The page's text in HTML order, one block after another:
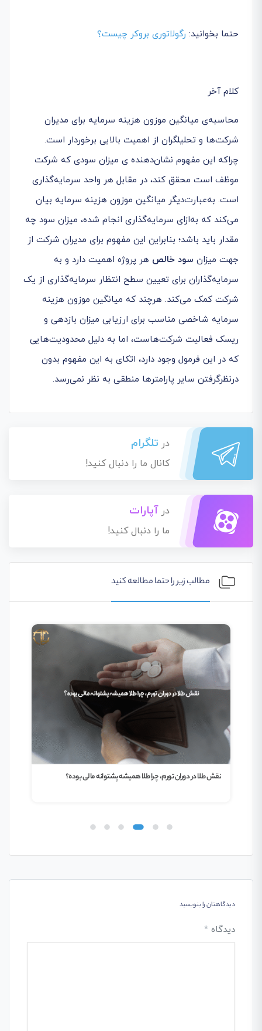
حتما بخوانید: رگولاتوری بروکر چیست؟
کلام آخر
محاسبه‌ی میانگین موزون هزینه سرمایه برای مدیران
شرکت‌ها و تحلیلگران از اهمیت بالایی برخوردار است.
چراکه این مفهوم نشان‌دهنده ی میزان سودی که شرکت
موظف است محقق کند، در مقابل هر واحد سرمایه‌گذاری
است. به‌عبارت‌دیگر میانگین موزون هزینه سرمایه بیان
می‌کند که به‌ازای سرمایه‌گذاری انجام شده، میزان سود چه
مقدار باید باشد؛ بنابراین این مفهوم برای مدیران شرکت از
جهت میزان سود خالص هر پروژه اهمیت دارد و به
سرمایه‌گذاران برای تعیین سطح انتظار سرمایه‌گذاری از یک
شرکت کمک می‌کند. هرچند که میانگین موزون هزینه
سرمایه شاخصی مناسب برای ارزیابی میزان بازدهی و
ریسک فعالیت شرکت‌هاست، اما به دلیل محدودیت‌هایی
که در این فرمول وجود دارد، اتکای به این مفهوم بدون
درنظرگرفتن سایر پارامترها منطقی به نظر نمی‌رسد.
در تلگرام
کانال ما را دنبال کنید!
در آپارات
ما را دنبال کنید!
مطالب زیر را حتما مطالعه کنید
نقش طلا در دوران تورم، چرا طلا همیشه پشتوانه مالی بوده؟
دیدگاهتان را بنویسید
دیدگاه *